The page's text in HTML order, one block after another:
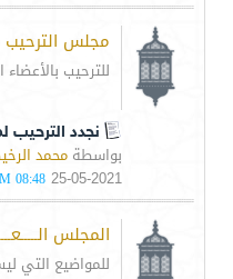
مجلس الترحيب
للترحيب بالأعضاء
نجدد الترحيب
بواسطةمحمد
25-05-2021
08:48 AM
المجلس
للمواضيع التي